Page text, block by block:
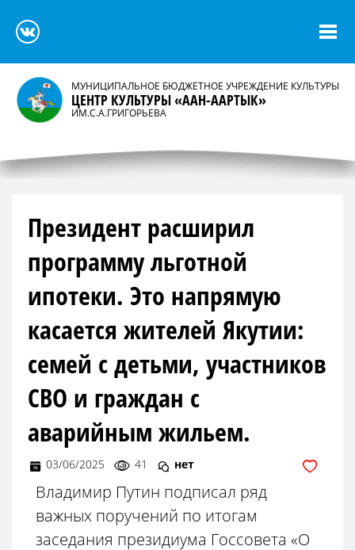
МУНИЦИПАЛЬНОЕ БЮДЖЕТНОЕ УЧРЕЖДЕНИЕ КУЛЬТУРЫ
ЦЕНТР КУЛЬТУРЫ «ААН-ААРТЫК»
ИМ.С.А.ГРИГОРЬЕВА
Президент расширил
программу льготной
ипотеки. Это напрямую
касается жителей Якутии:
семей с детьми, участников
СВО и граждан с
аварийным жильем.
03/06/2025 41 нет
Владимир Путин подписал ряд
важных поручений по итогам
заседания президиума Госсовета «О